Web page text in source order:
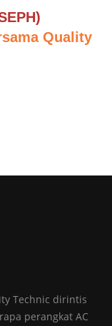
Quality
Technic dirintis
perangkat AC